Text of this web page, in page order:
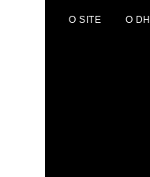
O SITE O